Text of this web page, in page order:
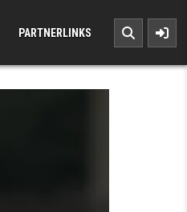
PARTNERLINKS